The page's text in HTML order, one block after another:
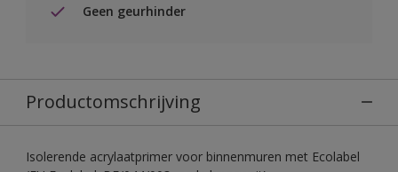
Geen geurhinder
Productomschrijving
Isolerende acrylaatprimer voor binnenmuren met Ecolabel